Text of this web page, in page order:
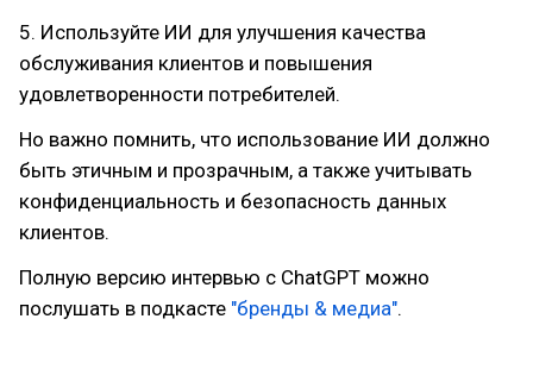
5. Используйте ИИ для улучшения качества
обслуживания клиентов и повышения
удовлетворенности потребителей.
Но важно помнить, что использование ИИ должно
быть этичным и прозрачным, а также учитывать
конфиденциальность и безопасность данных
клиентов.
Полную версию интервью с ChatGPT можно
послушать в подкасте "бренды & медиа".